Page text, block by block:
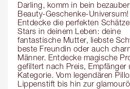
Darling, komm in bein
Beauty-Geschenke-Universum!
Entdecke die perfekten
Stars in deinem Leben: deine
fantastische Mutter, liebste
beste Freundin oder auch
Männer. Entdecke magische
gefiltert nach Preis, Empfänger
Kategorie. Vom legendären
Lippenstift bis hin zur